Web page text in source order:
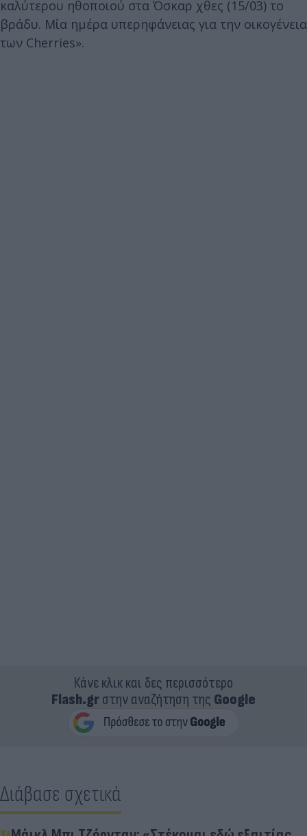
καλύτερου ηθοποιού στα Όσκαρ χθες (15/03) το
βράδυ. Μία ημέρα υπερηφάνειας για την οικογένεια
των Cherries».
Κάνε κλικ και δες περισσότερο
Flash.grστην αναζήτηση της Google
Διάβασε σχετικά